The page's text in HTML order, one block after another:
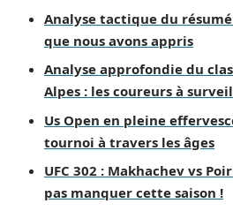
Analyse tactique du résumé
que nous avons appris
Analyse approfondie du
Alpes : les coureurs à
Us Open en pleine
tournoi à travers les âges
UFC 302 : Makhachev vs
pas manquer cette saison !